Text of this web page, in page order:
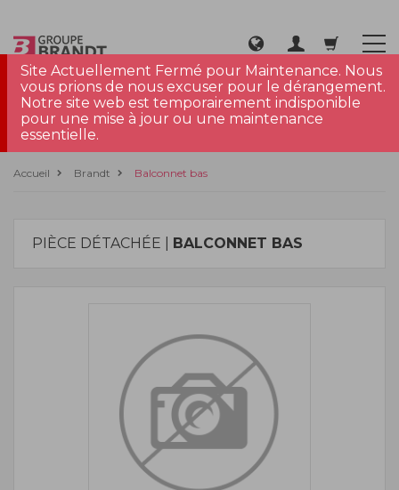
Site Actuellement Fermé pour Maintenance. Nous
vous prions de nous excuser pour le dérangement.
Notre site web est temporairement indisponible
pour une mise à jour ou une maintenance
essentielle.
Accueil Brandt Balconnet bas
PIÈCE DÉTACHÉE | BALCONNET BAS